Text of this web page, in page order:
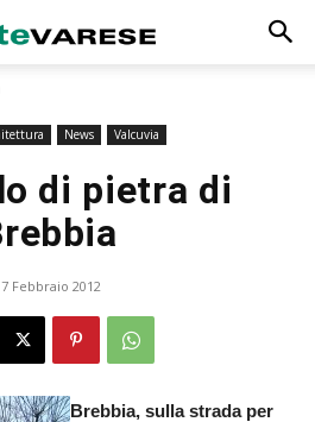
News Valcuvia
di pietra di
7 Febbraio 2012
Brebbia, sulla strada per